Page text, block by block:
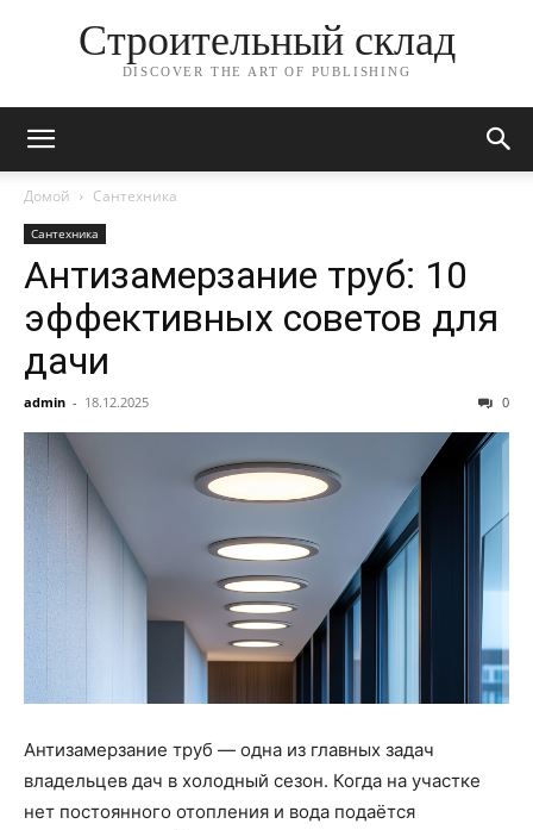
Строительный склад
DISCOVER THE ART OF PUBLISHING
Домой Сантехника
Сантехника
Антизамерзание труб: 10
эффективных советов для
дачи
admin - 18.12.2025 0
Антизамерзание труб — одна из главных задач
владельцев дач в холодный сезон. Когда на участке
нет постоянного отопления и вода подаётся